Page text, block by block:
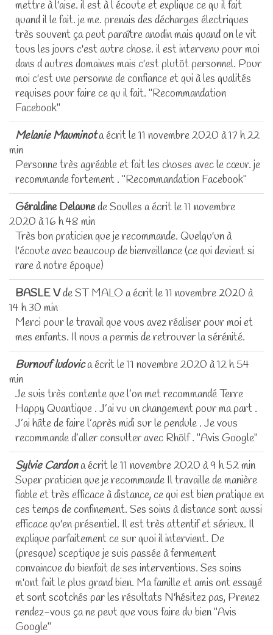
mettre à l'aise. il est à l écoute et explique ce qu il fait
quand il le fait. je me. prenais des décharges électriques
très souvent ça peut paraître anodin mais quand on le vit
tous les jours c'est autre chose. il est intervenu pour moi
dans d autres domaines mais c'est plutôt personnel. Pour
moi c'est une personne de confiance et qui à les qualités
requises pour faire ce qu il fait. "Recommandation
Facebook"
Melanie Mauminota écrit le11 novembre 2020 à17 h 22
min
Personne très agréable et fait les choses avec le cœur. je
recommande fortement . "Recommandation Facebook"
Géraldine DelaunedeSoulles a écrit le11 novembre
2020 à16 h 48 min
Très bon praticien que je recommande. Quelqu'un à
l'écoute avec beaucoup de bienveillance (ce qui devient si
rare à notre époque)
BASLE VdeST MALO a écrit le11 novembre 2020 à
14 h 30 min
Merci pour le travail que vous avez réaliser pour moi et
mes enfants. Il nous a permis de retrouver la sérénité.
Burnouf ludovica écrit le11 novembre 2020 à12 h 54
min
Je suis très contente que l’on met recommandé Terre
Happy Quantique . J’ai vu un changement pour ma part .
J’ai hâte de faire l’après midi sur le pendule . Je vous
recommande d’aller consulter avec Rhôlf . "Avis Google"
Sylvie Cardona écrit le11 novembre 2020 à9 h 52 min
Super praticien que je recommande Il travaille de manière
fiable et très efficace à distance, ce qui est bien pratique en
ces temps de confinement. Ses soins à distance sont aussi
efficace qu'en présentiel. Il est très attentif et sérieux. Il
explique parfaitement ce sur quoi il intervient. De
(presque) sceptique je suis passée à fermement
convaincue du bienfait de ses interventions. Ses soins
m'ont fait le plus grand bien. Ma famille et amis ont essayé
et sont scotchés par les résultats N'hésitez pas, Prenez
rendez-vous ça ne peut que vous faire du bien "Avis
Google"